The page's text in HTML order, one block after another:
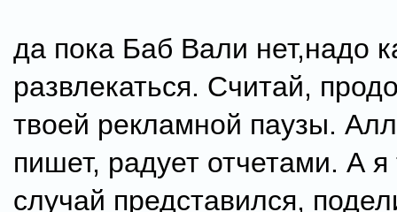
да пока Баб Вали нет,надо
развлекаться. Считай,
твоей рекламной паузы.
пишет, радует отчетами. А я
случай представился,